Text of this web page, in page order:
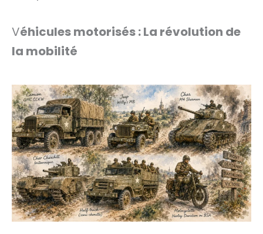
Véhicules motorisés : La révolution de
la mobilité